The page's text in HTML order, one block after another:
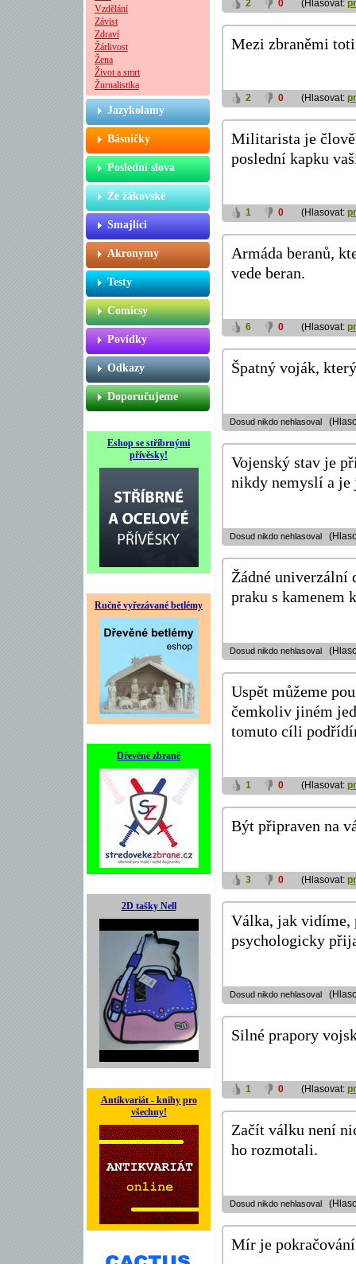
Vzdělání
Závist
Zdraví
Žárlivost
Žena
Život a smrt
Žurnalistika
Jazykolamy
Básničky
Poslední slova
Ze žákovské
Smajlíci
Akronymy
Testy
Comicsy
Povídky
Odkazy
Doporučujeme
Eshop se stříbrnými
přívěsky!
Ručně vyřezávané betlémy
Dřevěné zbraně
2D tašky Nell
Antikvariát - knihy pro
všechny!
2 0 (Hlasovat:
Mezi zbraněmi
2 0 (Hlasovat:
Militarista je
poslední kapku
1 0 (Hlasovat:
Armáda beranů,
vede beran.
6 0 (Hlasovat:
Špatný voják,
Dosud nikdo nehlasoval
Vojenský stav je
nikdy nemyslí a je
Dosud nikdo nehlasoval
Žádné univerzální
praku s kamenem
Dosud nikdo nehlasoval
Uspět můžeme
čemkoliv jiném
tomuto cíli
1 0 (Hlasovat:
Být připraven na
3 0 (Hlasovat:
Válka, jak vidíme,
psychologicky
Dosud nikdo nehlasoval
Silné prapory
1 0 (Hlasovat:
Začít válku není
ho rozmotali.
Dosud nikdo nehlasoval
Mír je